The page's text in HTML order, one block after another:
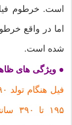
است. خرطوم
اما در واقع
شده است.
● ویژگی های
۱۹۵